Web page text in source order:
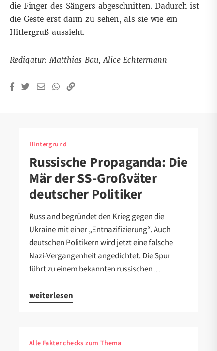
die Finger des Sängers abgeschnitten. Dadurch ist
die Geste erst dann zu sehen, als sie wie ein
Hitlergruß aussieht.
Redigatur: Matthias Bau, Alice Echtermann
Hintergrund
Russische Propaganda: Die
Mär der SS-Großväter
deutscher Politiker
Russland begründet den Krieg gegen die
Ukraine mit einer „Entnazifizierung“. Auch
deutschen Politikern wird jetzt eine falsche
Nazi-Vergangenheit angedichtet. Die Spur
führt zu einem bekannten russischen…
weiterlesen
Alle Faktenchecks zum Thema